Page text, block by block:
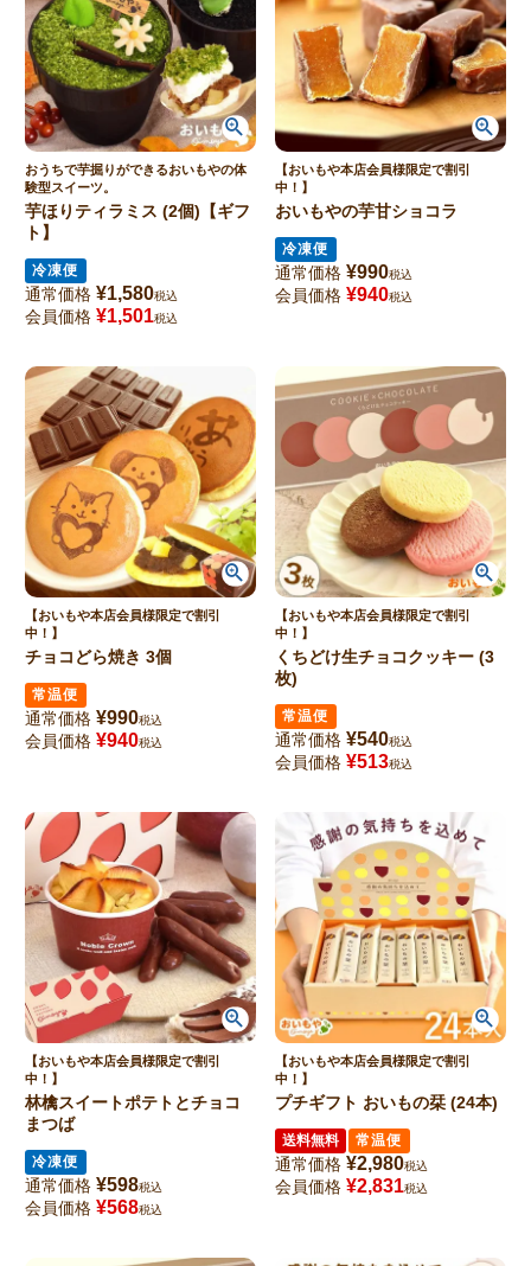
おうちで芋掘りができるおいもやの体
験型スイーツ。
芋ほりティラミス (2個)【ギフ
ト】
冷凍便
通常価格 ¥1,580税込
会員価格 ¥1,501税込
【おいもや本店会員様限定で割引
中！】
おいもやの芋甘ショコラ
冷凍便
通常価格 ¥990税込
会員価格 ¥940税込
【おいもや本店会員様限定で割引
中！】
チョコどら焼き 3個
常温便
通常価格 ¥990税込
会員価格 ¥940税込
【おいもや本店会員様限定で割引
中！】
くちどけ生チョコクッキー (3
枚)
常温便
通常価格 ¥540税込
会員価格 ¥513税込
【おいもや本店会員様限定で割引
中！】
林檎スイートポテトとチョコ
まつば
冷凍便
通常価格 ¥598税込
会員価格 ¥568税込
【おいもや本店会員様限定で割引
中！】
プチギフト おいもの栞 (24本)
送料無料 常温便
通常価格 ¥2,980税込
会員価格 ¥2,831税込